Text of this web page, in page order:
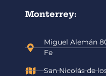
Monterrey:
Miguel Alemán
Fe
San Nicolás de